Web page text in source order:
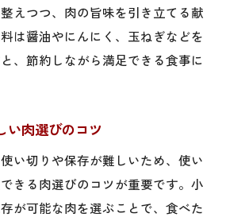
えつつ、肉の旨味を引き立てる献
は醤油やにんにく、玉ねぎなどを
、節約しながら満足できる食事に
い肉選びのコツ
い切りや保存が難しいため、使い
きる肉選びのコツが重要です。小
が可能な肉を選ぶことで、食べた